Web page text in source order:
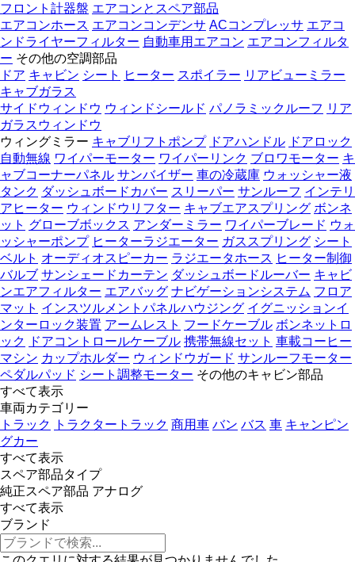
フロント計器盤 エアコンとスペア部品
エアコンホース エアコンコンデンサ ACコンプレッサ エアコ
ンドライヤーフィルター 自動車用エアコン エアコンフィルタ
ー その他の空調部品
ドア キャビン シート ヒーター スポイラー リアビューミラー
キャブガラス
サイドウィンドウ ウィンドシールド パノラミックルーフ リア
ガラスウィンドウ
ウィングミラー キャブリフトポンプ ドアハンドル ドアロック
自動無線 ワイパーモーター ワイパーリンク ブロワモーター キ
ャブコーナーパネル サンバイザー 車の冷蔵庫 ウォッシャー液
タンク ダッシュボードカバー スリーパー サンルーフ インテリ
アヒーター ウィンドウリフター キャブエアスプリング ボンネ
ット グローブボックス アンダーミラー ワイパーブレード ウォ
ッシャーポンプ ヒーターラジエーター ガススプリング シート
ベルト オーディオスピーカー ラジエータホース ヒーター制御
バルブ サンシェードカーテン ダッシュボードルーバー キャビ
ンエアフィルター エアバッグ ナビゲーションシステム フロア
マット インスツルメントパネルハウジング イグニッションイ
ンターロック装置 アームレスト フードケーブル ボンネットロ
ック
ドアコントロールケーブル 携帯無線セット 車載コーヒー
マシン カップホルダー ウィンドウガード サンルーフモーター
ペダルパッド シート調整モーター その他のキャビン部品
すべて表示
車両カテゴリー
トラック
トラクタートラック 商用車 バン バス 車 キャンピン
グカー
すべて表示
スペア部品タイプ
純正スペア部品 アナログ
すべて表示
ブランド